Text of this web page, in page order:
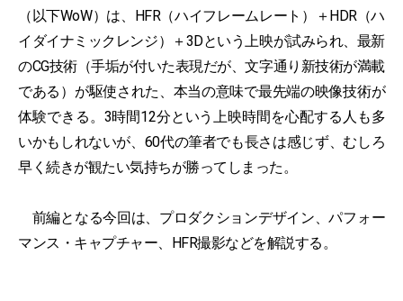
（以下WoW）は、HFR（ハイフレームレート）＋HDR（ハ
イダイナミックレンジ）＋3Dという上映が試みられ、最新
のCG技術（手垢が付いた表現だが、文字通り新技術が満載
である）が駆使された、本当の意味で最先端の映像技術が
体験できる。3時間12分という上映時間を心配する人も多
いかもしれないが、60代の筆者でも長さは感じず、むしろ
早く続きが観たい気持ちが勝ってしまった。
前編となる今回は、プロダクションデザイン、パフォー
マンス・キャプチャー、HFR撮影などを解説する。